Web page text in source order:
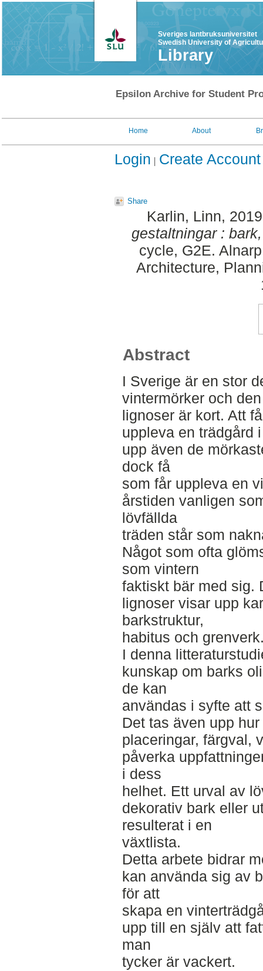
Sveriges lantbruksuniversitet
Swedish University of
Library
Epsilon Archive for Student
Home About
Login Create Account
Share
Karlin, Linn,
gestaltningar :
cycle, G2E.
Architecture,
Abstract
I Sverige är en stor
vintermörker och
lignoser är kort. Att få
uppleva en trädgård
upp även de
dock få
som får uppleva en
årstiden vanligen
lövfällda
träden står som
Något som ofta
som vintern
faktiskt bär med sig.
lignoser visar upp
barkstruktur,
habitus och
I denna
kunskap om barks
de kan
användas i syfte att
Det tas även upp
placeringar, färgval,
påverka
i dess
helhet. Ett urval av
dekorativ bark eller
resulterat i en
växtlista.
Detta arbete bidrar
kan använda sig av
för att
skapa en
upp till en själv att
man
tycker är vackert.